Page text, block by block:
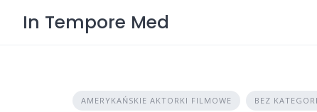
In Tempore Med
AMERYKAŃSKIE AKTORKI FILMOWE BEZ